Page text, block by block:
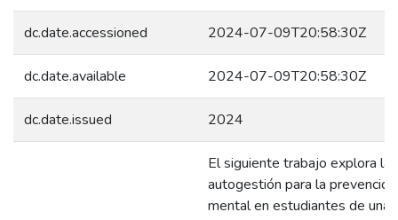
dc.date.accessioned 2024-07-09T20:58:30Z
dc.date.available 2024-07-09T20:58:30Z
dc.date.issued 2024
El siguiente trabajo explora la
autogestión para la
mental en estudiantes de una